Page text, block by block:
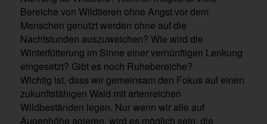
Bereiche von Wildtieren ohne Angst vor dem
Menschen genutzt werden ohne auf die
Nachtstunden auszuweichen? Wie wird die
Winterfütterung im Sinne einer vernünftigen Lenkung
eingesetzt? Gibt es noch Ruhebereiche?
Wichtig ist, dass wir gemeinsam den Fokus auf einen
zukunftsfähigen Wald mit artenreichen
Wildbeständen legen. Nur wenn wir alle auf
Augenhöhe agieren, wird es möglich sein, die